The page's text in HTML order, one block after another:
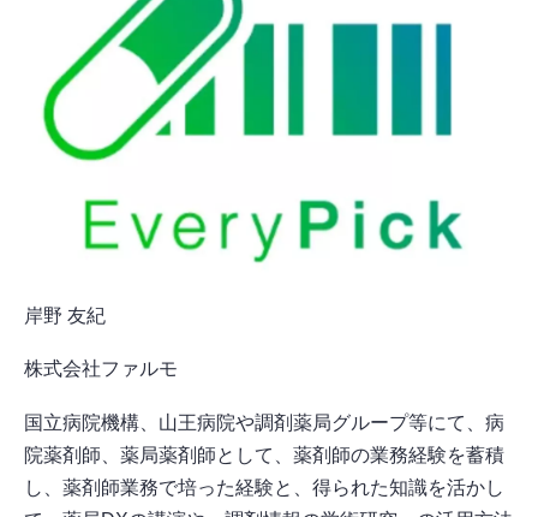
岸野 友紀
株式会社ファルモ
国立病院機構、山王病院や調剤薬局グループ等にて、病
院薬剤師、薬局薬剤師として、薬剤師の業務経験を蓄積
し、薬剤師業務で培った経験と、得られた知識を活かし